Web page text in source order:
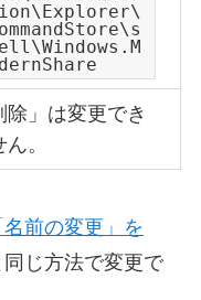
除」は変更でき
。
名前の変更」を
同じ方法で変更で